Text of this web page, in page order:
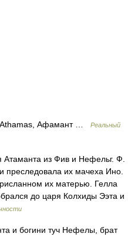
Афамант …
Реальный
из Фив и Нефельг. Ф.
преследовала их мачеха Ино.
их матерью. Гелла
до царя Колхиды Ээта и
и богини туч Нефелы, брат